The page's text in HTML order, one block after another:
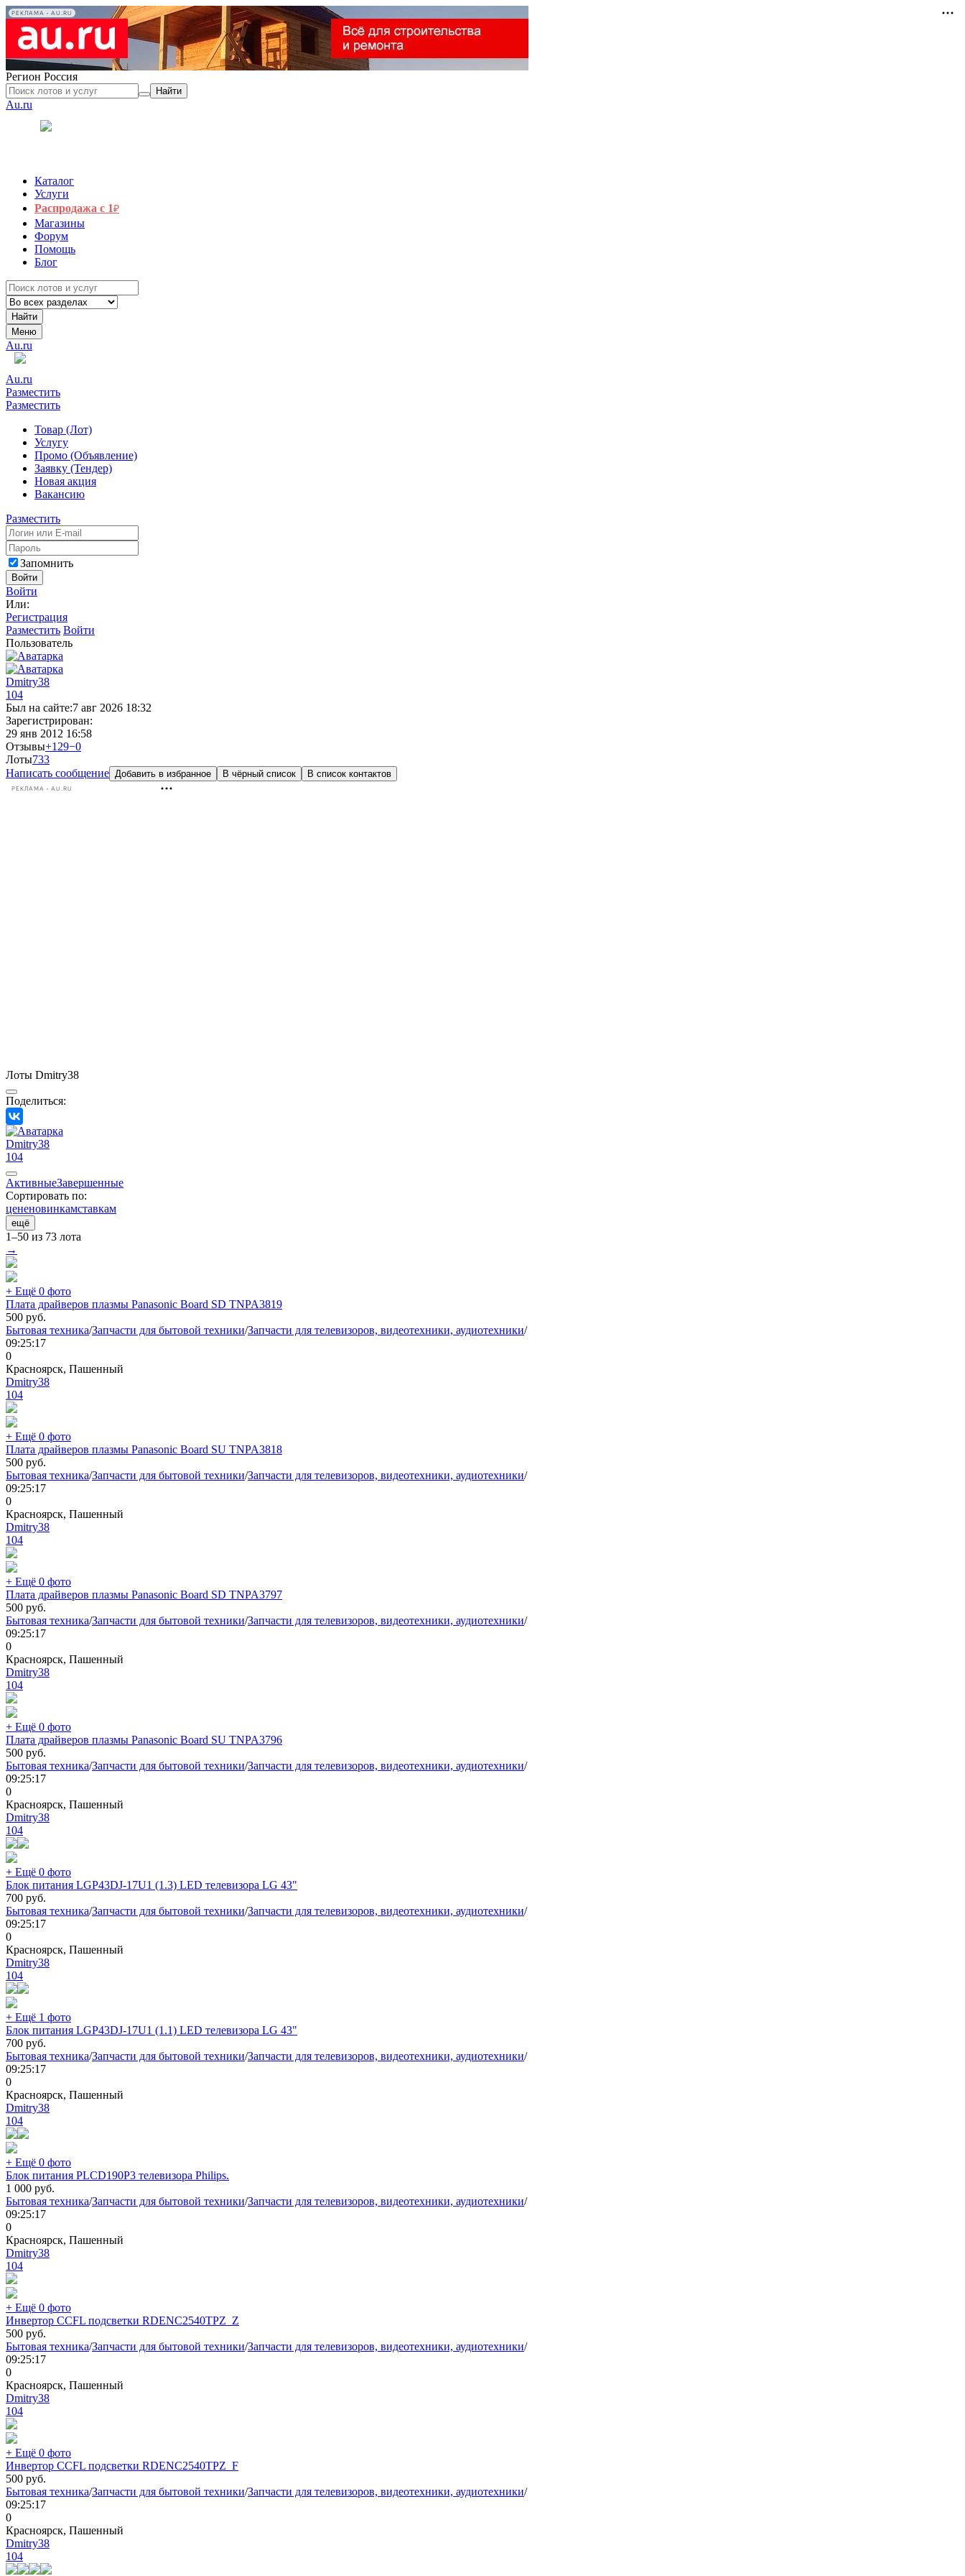
РЕКЛАМА • AU.RU
Регион Россия
Найти
Au.ru
Каталог
Услуги
Распродажа с 1₽
Магазины
Форум
Помощь
Блог
Найти
Меню
Au.ru
Au.ru
Разместить
Разместить
Товар (Лот)
Услугу
Промо (Объявление)
Заявку (Тендер)
Новая акция
Вакансию
Разместить
Запомнить
Войти
Войти
Или:
Регистрация
Разместить Войти
Пользователь
Dmitry38
104
Был на сайте:7 авг 2026 18:32
Зарегистрирован:
29 янв 2012 16:58
Отзывы+129−0
Лоты733
Написать сообщение Добавить в избранное В чёрный список В список контактов
РЕКЛАМА • AU.RU
Лоты Dmitry38
Поделиться:
Dmitry38
104
АктивныеЗавершенные
Сортировать по:
цененовинкамставкам
ещё
1–50 из 73 лота
→
+ Ещё 0 фото
Плата драйверов плазмы Panasonic Board SD TNPA3819
500 руб.
Бытовая техника/Запчасти для бытовой техники/Запчасти для телевизоров, видеотехники, аудиотехники/
09:25:17
0
Красноярск, Пашенный
Dmitry38
104
+ Ещё 0 фото
Плата драйверов плазмы Panasonic Board SU TNPA3818
500 руб.
Бытовая техника/Запчасти для бытовой техники/Запчасти для телевизоров, видеотехники, аудиотехники/
09:25:17
0
Красноярск, Пашенный
Dmitry38
104
+ Ещё 0 фото
Плата драйверов плазмы Panasonic Board SD TNPA3797
500 руб.
Бытовая техника/Запчасти для бытовой техники/Запчасти для телевизоров, видеотехники, аудиотехники/
09:25:17
0
Красноярск, Пашенный
Dmitry38
104
+ Ещё 0 фото
Плата драйверов плазмы Panasonic Board SU TNPA3796
500 руб.
Бытовая техника/Запчасти для бытовой техники/Запчасти для телевизоров, видеотехники, аудиотехники/
09:25:17
0
Красноярск, Пашенный
Dmitry38
104
+ Ещё 0 фото
Блок питания LGP43DJ-17U1 (1.3) LED телевизора LG 43"
700 руб.
Бытовая техника/Запчасти для бытовой техники/Запчасти для телевизоров, видеотехники, аудиотехники/
09:25:17
0
Красноярск, Пашенный
Dmitry38
104
+ Ещё 1 фото
Блок питания LGP43DJ-17U1 (1.1) LED телевизора LG 43"
700 руб.
Бытовая техника/Запчасти для бытовой техники/Запчасти для телевизоров, видеотехники, аудиотехники/
09:25:17
0
Красноярск, Пашенный
Dmitry38
104
+ Ещё 0 фото
Блок питания PLCD190P3 телевизора Philips.
1 000 руб.
Бытовая техника/Запчасти для бытовой техники/Запчасти для телевизоров, видеотехники, аудиотехники/
09:25:17
0
Красноярск, Пашенный
Dmitry38
104
+ Ещё 0 фото
Инвертор CCFL подсветки RDENC2540TPZ_Z
500 руб.
Бытовая техника/Запчасти для бытовой техники/Запчасти для телевизоров, видеотехники, аудиотехники/
09:25:17
0
Красноярск, Пашенный
Dmitry38
104
+ Ещё 0 фото
Инвертор CCFL подсветки RDENC2540TPZ_F
500 руб.
Бытовая техника/Запчасти для бытовой техники/Запчасти для телевизоров, видеотехники, аудиотехники/
09:25:17
0
Красноярск, Пашенный
Dmitry38
104